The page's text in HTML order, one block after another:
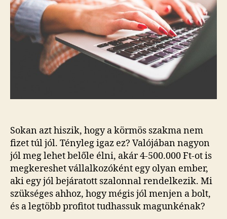
meg
lehet
élni
belőle!
bejegyzéshez
Sokan azt hiszik, hogy a körmös szakma nem
fizet túl jól. Tényleg igaz ez? Valójában nagyon
jól meg lehet belőle élni, akár 4-500.000 Ft-ot is
megkereshet vállalkozóként egy olyan ember,
aki egy jól bejáratott szalonnal rendelkezik. Mi
szükséges ahhoz, hogy mégis jól menjen a bolt,
és a legtöbb profitot tudhassuk magunkénak?